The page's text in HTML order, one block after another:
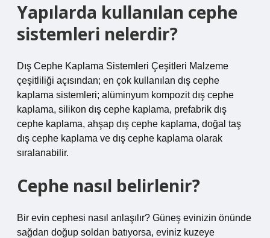
Yapılarda kullanılan cephe
sistemleri nelerdir?
Dış Cephe Kaplama Sistemleri Çeşitleri Malzeme
çeşitliliği açısından; en çok kullanılan dış cephe
kaplama sistemleri; alüminyum kompozit dış cephe
kaplama, silikon dış cephe kaplama, prefabrik dış
cephe kaplama, ahşap dış cephe kaplama, doğal taş
dış cephe kaplama ve dış cephe kaplama olarak
sıralanabilir.
Cephe nasıl belirlenir?
Bir evin cephesi nasıl anlaşılır? Güneş evinizin önünde
sağdan doğup soldan batıyorsa, eviniz kuzeye